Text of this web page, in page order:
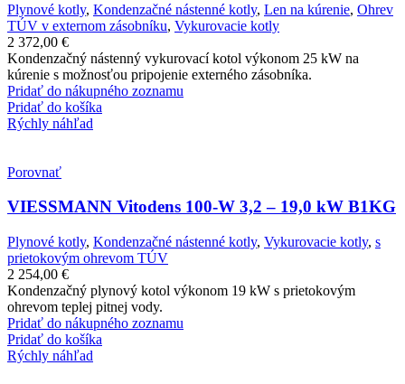
Plynové kotly, Kondenzačné nástenné kotly, Len na kúrenie, Ohrev
TÚV v externom zásobníku, Vykurovacie kotly
2 372,00 €
Kondenzačný nástenný vykurovací kotol výkonom 25 kW na
kúrenie s možnosťou pripojenie externého zásobníka.
Pridať do nákupného zoznamu
Pridať do košíka
Rýchly náhľad
Porovnať
VIESSMANN Vitodens 100-W 3,2 – 19,0 kW B1KG
Plynové kotly, Kondenzačné nástenné kotly, Vykurovacie kotly, s
prietokovým ohrevom TÚV
2 254,00 €
Kondenzačný plynový kotol výkonom 19 kW s prietokovým
ohrevom teplej pitnej vody.
Pridať do nákupného zoznamu
Pridať do košíka
Rýchly náhľad